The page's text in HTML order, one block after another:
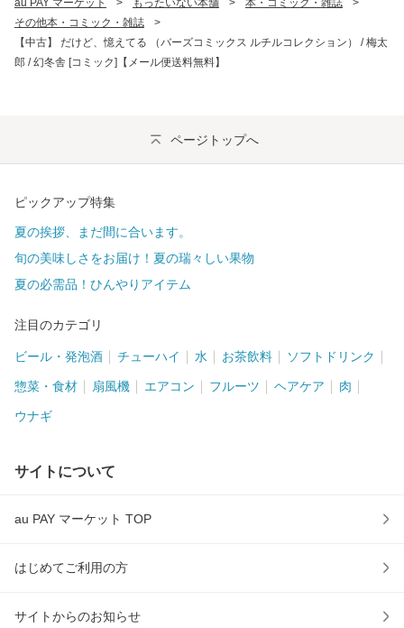
au PAY マーケット > もったいない本舗 > 本・コミック・雑誌
>
その他本・コミック・雑誌
>
【中古】 だけど、憶えてる （バーズコミックス ルチルコレクション） / 梅太
郎 / 幻冬舎 [コミック]【メール便送料無料】
ページトップへ
ピックアップ特集
夏の挨拶、まだ間に合います。
旬の美味しさをお届け！夏の瑞々しい果物
夏の必需品！ひんやりアイテム
注目のカテゴリ
ビール・発泡酒 チューハイ 水 お茶飲料 ソフトドリンク
惣菜・食材 扇風機 エアコン フルーツ ヘアケア 肉
ウナギ
サイトについて
au PAY マーケット TOP
はじめてご利用の方
サイトからのお知らせ